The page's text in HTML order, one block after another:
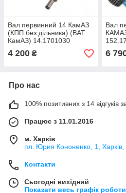
Вал первинний 14 КамАЗ
(КПП без дільника) (ВАТ
КамАЗ) 14.1701030
4 200 ₴
Вал
6
Про нас
100% позитивних з 14 відгуків
Працює з 11.01.2016
м. Харків
пл. Юрия Кононенко, 1, Харків,
Контакти
Сьогодні вихідний
Показати весь графік роботи